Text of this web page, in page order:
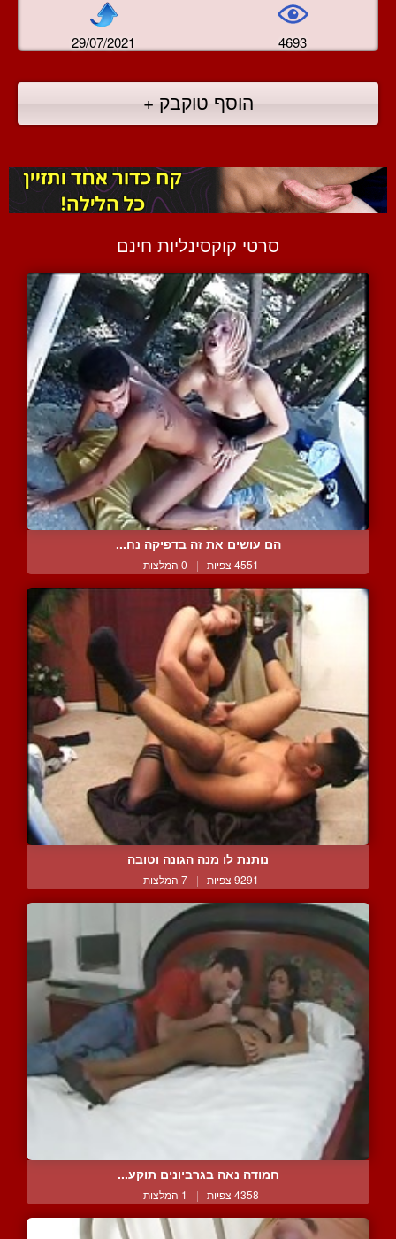
29/07/2021 4693
הוסף טוקבק +
סרטי קוקסינליות חינם
הם עושים את זה בדפיקה נח...
4551 צפיות | 0 המלצות
נותנת לו מנה הגונה וטובה
9291 צפיות | 7 המלצות
חמודה נאה בגרביונים תוקע...
4358 צפיות | 1 המלצות